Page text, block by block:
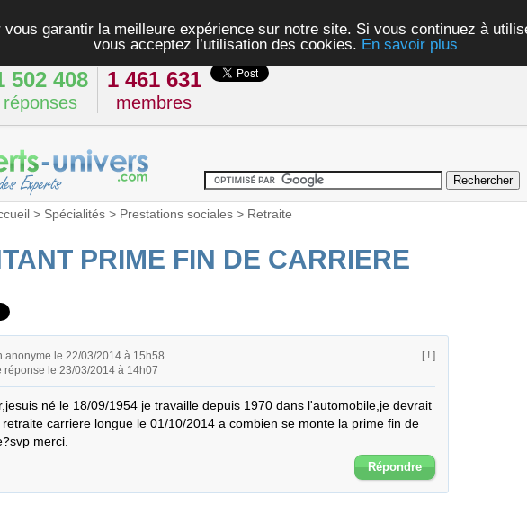
garantir la meilleure expérience sur notre site. Si vous continuez à
vous acceptez l’utilisation des cookies. En savoir plus
502 408
réponses
1 461 631
membres
> Spécialités> Prestations sociales> Retraite
PRIME FIN DE CARRIERE
anonyme le 22/03/2014 à 15h58
réponse le 23/03/2014 à 14h07
[ ! ]
né le 18/09/1954 je travaille depuis 1970 dans l'automobile,je devrait
carriere longue le 01/10/2014 a combien se monte la prime fin de
merci.
Répondre